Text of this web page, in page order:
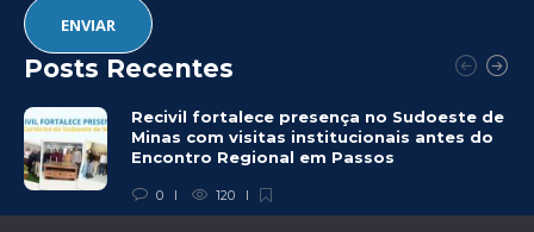
Posts Recentes
Recivil fortalece presença no Sudoeste de
Minas com visitas institucionais antes do
Encontro Regional em Passos
0 120